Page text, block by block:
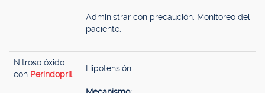
Administrar con precaución. Monitoreo del
paciente.
Nitroso óxido
con Perindopril
Hipotensión.